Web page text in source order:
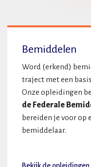
Bemiddelen
Word (erkend)
traject met een
Onze opleidingen
de Federale
bereiden je voor op
bemiddelaar.